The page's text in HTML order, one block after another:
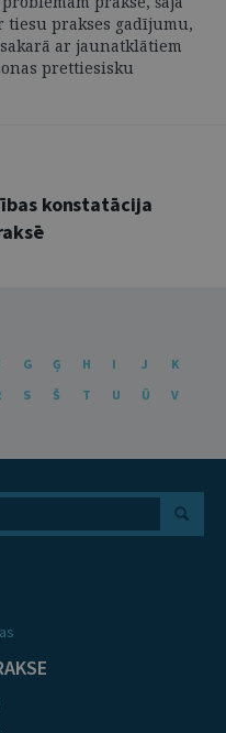
tiesu prakses gadījumu,
ar jaunatklātiem
prettiesisku
konstatācija
G Ģ H I J
K
S Š T U Ū
V